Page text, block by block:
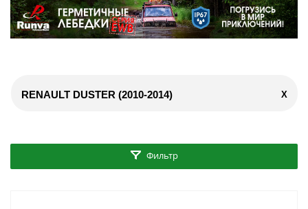
RENAULT DUSTER (2010-2014) X
Фильтр